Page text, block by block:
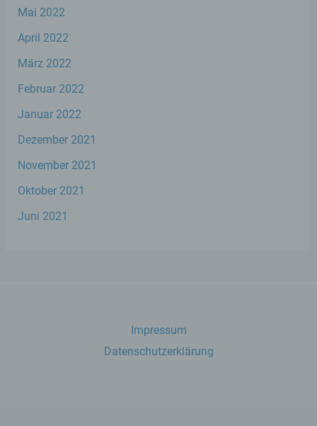
Mai 2022
April 2022
März 2022
Februar 2022
Januar 2022
Dezember 2021
November 2021
Oktober 2021
Juni 2021
Impressum
Datenschutzerklärung
natürlichen Person zugewiesen werden.
g) Verantwortlicher oder für die
Verarbeitung Verantwortlicher
Verantwortlicher ist die natürliche oder
oder andere Stelle, die allein oder
gemeinsam mit anderen über die Zwecke
und Mittel der Verarbeitung von
personenbezogenen Daten entscheidet.
Sind die Zwecke und Mittel dieser